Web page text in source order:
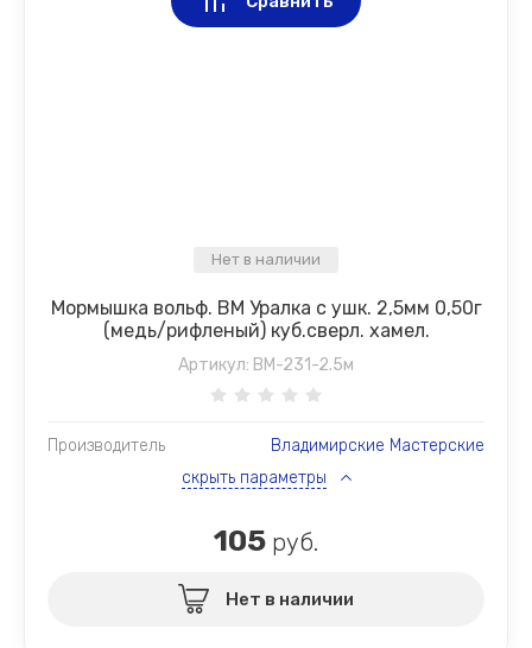
Нет в наличии
Мормышка вольф. ВМ Уралка с ушк. 2,5мм 0,50г
(медь/рифленый) куб.сверл. хамел.
Артикул: ВМ-231-2.5м
Производитель
Владимирские Мастерские
скрыть параметры
105 руб.
Нет в наличии